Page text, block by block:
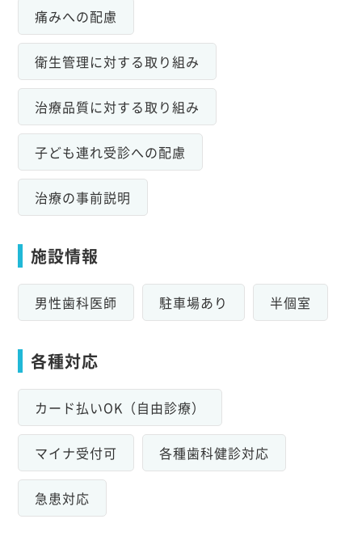
痛みへの配慮
衛生管理に対する取り組み
治療品質に対する取り組み
子ども連れ受診への配慮
治療の事前説明
施設情報
男性歯科医師 駐車場あり 半個室
各種対応
カード払いOK（自由診療）
マイナ受付可 各種歯科健診対応
急患対応